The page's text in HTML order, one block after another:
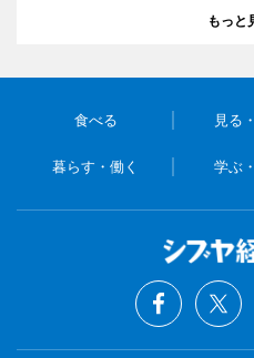
もっと
食べる 見る
暮らす・働く 学ぶ